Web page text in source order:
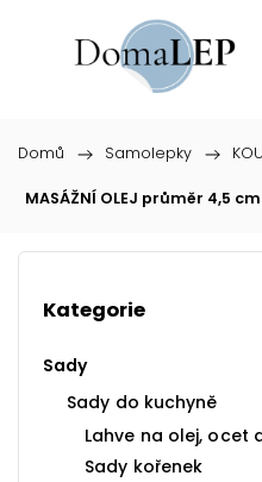
Domů / Samolepky /
MASÁŽNÍ OLEJ průměr 4,5
Kategorie
Sady
Sady do kuchyně
Lahve na olej, ocet
Sady kořenek